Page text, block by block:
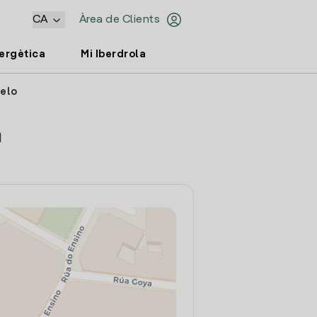
Àrea de Clients
CA
Mi Iberdrola